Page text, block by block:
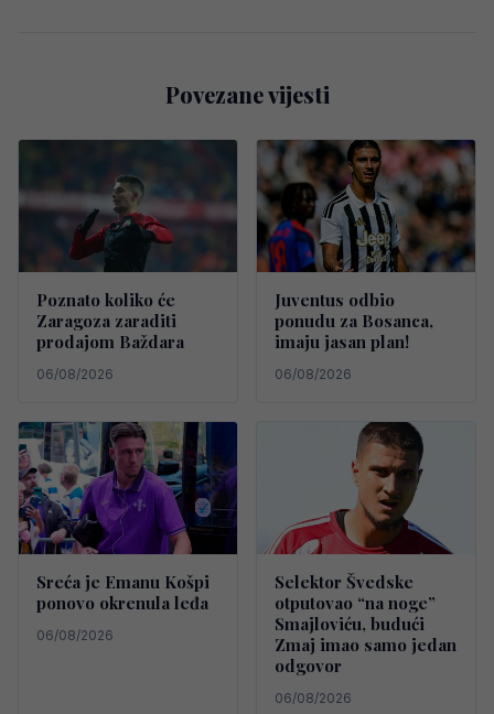
Povezane vijesti
Poznato koliko će
Zaragoza zaraditi
prodajom Baždara
06/08/2026
Juventus odbio
ponudu za Bosanca,
imaju jasan plan!
06/08/2026
Sreća je Emanu Košpi
ponovo okrenula leđa
06/08/2026
Selektor Švedske
otputovao “na noge”
Smajloviću, budući
Zmaj imao samo jedan
odgovor
06/08/2026